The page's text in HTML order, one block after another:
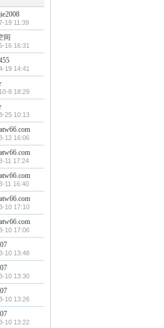
19 11:39
间
16 16:31
19 14:41
8 18:29
25 10:13
12 16:06
11 17:24
11 16:40
10 17:10
10 17:06
10 13:48
10 13:30
10 13:26
10 13:22